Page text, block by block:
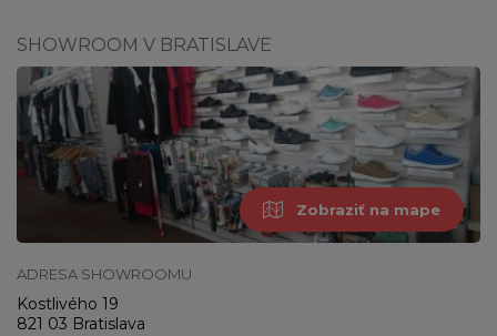
SHOWROOM V BRATISLAVE
Zobraziť na mape
ADRESA SHOWROOMU
Kostlivého 19
821 03 Bratislava